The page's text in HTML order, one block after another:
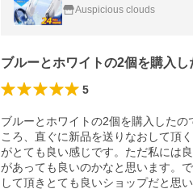
Auspicious clouds
ブルーとホワイトの2個を購入
5
ブルーとホワイトの2個を購入した
ころ、直ぐに新品を送りなおして頂
がとても良い感じです。ただ私には
があっても良いのかなと思います。
して頂きとても良いショップだと思